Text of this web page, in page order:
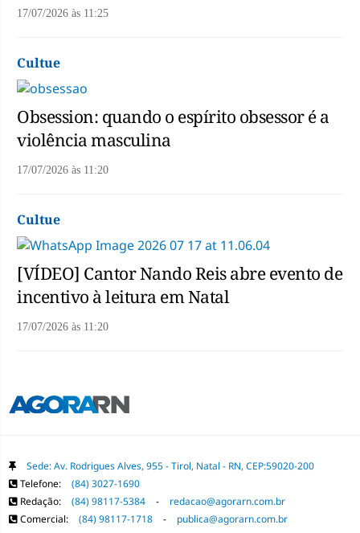
17/07/2026 às 11:25
Cultue
Obsession: quando o espírito obsessor é a
violência masculina
17/07/2026 às 11:20
Cultue
[VÍDEO] Cantor Nando Reis abre evento de
incentivo à leitura em Natal
17/07/2026 às 11:20
Sede: Av. Rodrigues Alves, 955 - Tirol, Natal - RN, CEP:59020-200
Telefone:
(84) 3027-1690
Redação:
(84) 98117-5384 -
redacao@agorarn.com.br
Comercial:
(84) 98117-1718 - publica@agorarn.com.br